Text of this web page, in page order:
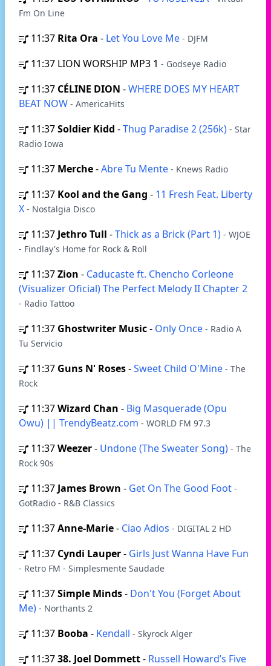
Fm On Line
11:37 Rita Ora - Let You Love Me - DJFM
11:37 LION WORSHIP MP3 1 - Godseye Radio
11:37 CÉLINE DION -WHERE DOES MY HEART
BEAT NOW - AmericaHits
11:37Soldier Kidd -Thug Paradise 2 (256k) - Star
Radio Iowa
11:37 Merche-Abre Tu Mente - Knews Radio
11:37 Kool and the Gang - 11 Fresh Feat. Liberty
X - Nostalgia Disco
11:37 Jethro Tull -Thick as a Brick (Part 1) - WJOE
- Findlay's Home for Rock & Roll
11:37Zion - Caducaste ft. Chencho Corleone
(Visualizer Oficial) The Perfect Melody II Chapter 2
- Radio Tattoo
11:37 Ghostwriter Music- Only Once - Radio A
Tu Servicio
11:37 Guns N' Roses-Sweet Child O'Mine - The
Rock
11:37Wizard Chan - Big Masquerade (Opu
Owu) || TrendyBeatz.com - WORLD FM 97.3
11:37Weezer- Undone (The Sweater Song) - The
Rock 90s
11:37 James Brown - Get On The Good Foot -
GotRadio - R&B Classics
11:37Anne-Marie- Ciao Adios - DIGITAL 2 HD
11:37 Cyndi Lauper- Girls Just Wanna Have Fun
- Retro FM - Simplesmente Saudade
11:37Simple Minds- Don't You (Forget About
Me) - Northants 2
11:37 Booba - Kendall - Skyrock Alger
11:3738. Joel Dommett- Russell Howard’s Five